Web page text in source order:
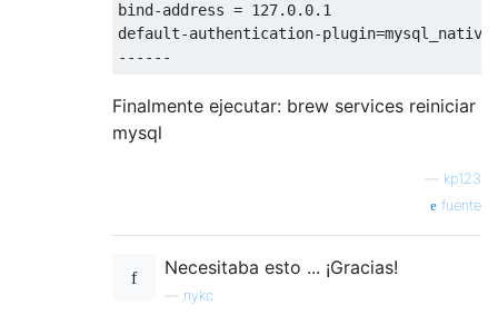
default-authentication-plugin=mysql
------
Finalmente ejecutar: brew services reiniciar
mysql
kp123
fuente
Necesitaba esto ... ¡Gracias!
nykc